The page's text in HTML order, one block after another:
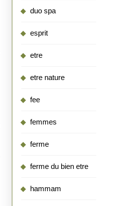
duo spa
esprit
etre
etre nature
fee
femmes
ferme
ferme du bien etre
hammam